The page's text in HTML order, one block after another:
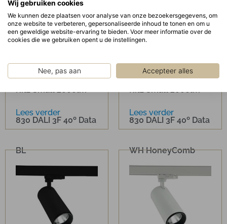
Wij gebruiken cookies
We kunnen deze plaatsen voor analyse van onze bezoekersgegevens, om
onze website te verbeteren, gepersonaliseerde inhoud te tonen en om u
een geweldige website-ervaring te bieden. Voor meer informatie over de
cookies die we gebruiken opent u de instellingen.
Nee, pas aan Accepteer alles
830 DALI 3F 40º Data
BL
Lees verder
830 DALI 3F 40º Data
WH HoneyComb
Lees verder